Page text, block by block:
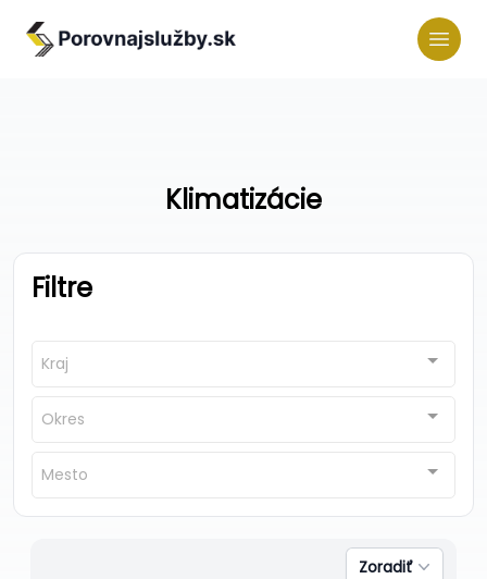
Klimatizácie
Filtre
Kraj
Okres
Mesto
Zoradiť